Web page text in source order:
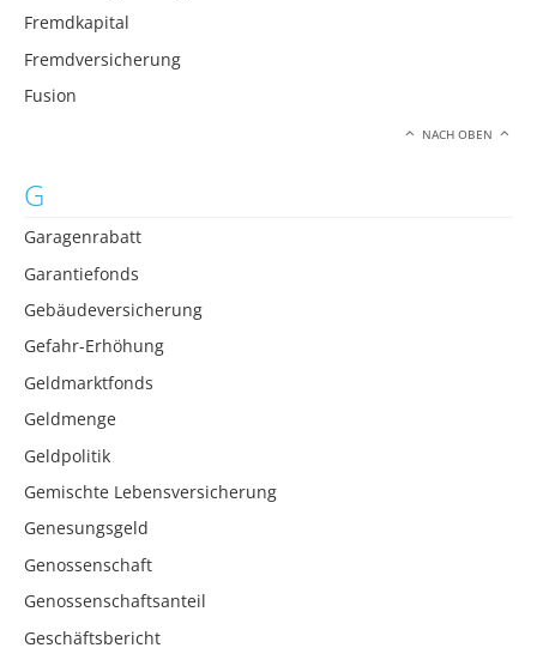
Fremdkapital
Fremdversicherung
Fusion
NACH OBEN
G
Garagenrabatt
Garantiefonds
Gebäudeversicherung
Gefahr-Erhöhung
Geldmarktfonds
Geldmenge
Geldpolitik
Gemischte Lebensversicherung
Genesungsgeld
Genossenschaft
Genossenschaftsanteil
Geschäftsbericht